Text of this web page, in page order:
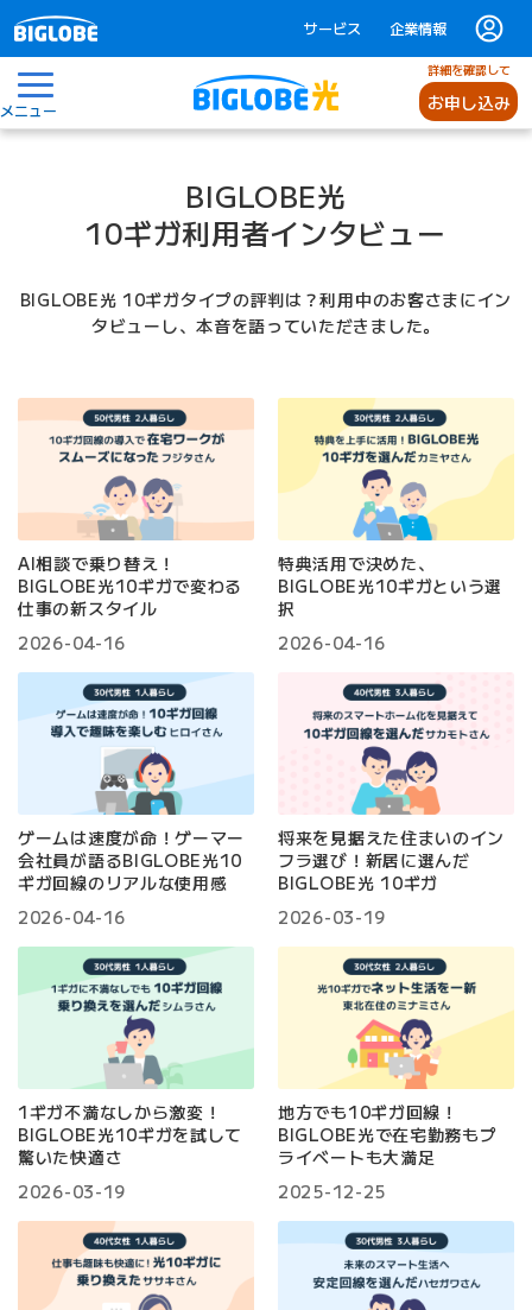
サービス 企業情報
メニュー
詳細を確認して
お申し込み
BIGLOBE光
10ギガ利用者インタビュー
BIGLOBE光 10ギガタイプの評判は？利用中のお客さまにイン
タビューし、本音を語っていただきました。
AI相談で乗り替え！
BIGLOBE光10ギガで変わる
仕事の新スタイル
2026-04-16
特典活用で決めた、
BIGLOBE光10ギガという選
択
2026-04-16
ゲームは速度が命！ゲーマー
会社員が語るBIGLOBE光10
ギガ回線のリアルな使用感
2026-04-16
将来を見据えた住まいのイン
フラ選び！新居に選んだ
BIGLOBE光 10ギガ
2026-03-19
1ギガ不満なしから激変！
BIGLOBE光10ギガを試して
驚いた快適さ
2026-03-19
地方でも10ギガ回線！
BIGLOBE光で在宅勤務もプ
ライベートも大満足
2025-12-25